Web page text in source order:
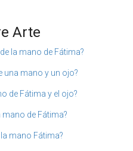
Arte
la mano de Fátima?
una mano y un ojo?
de Fátima y el ojo?
mano de Fátima?
mano Fátima?